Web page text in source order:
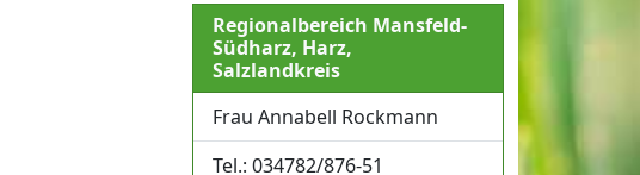
Regionalbereich Mansfeld-
Südharz, Harz,
Salzlandkreis
Frau Annabell Rockmann
Tel.: 034782/876-51